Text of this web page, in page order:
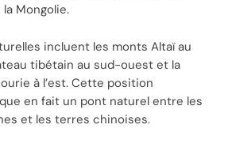
Mongolie.
incluent les monts Altaï au
tibétain au sud-ouest et la
à l’est. Cette position
en fait un pont naturel entre les
et les terres chinoises.